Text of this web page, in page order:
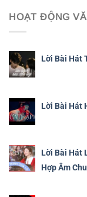
HOẠT ĐỘNG
Lời Bài Hát
Lời Bài Hát
Lời Bài Hát
Hợp Âm